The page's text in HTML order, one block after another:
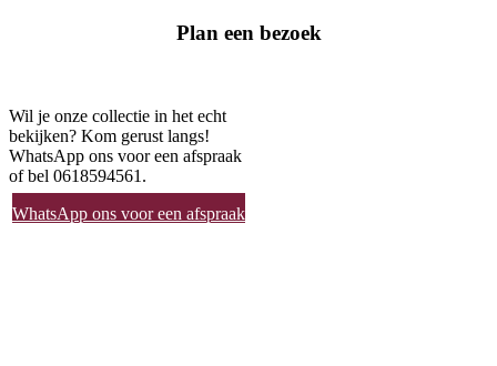
Plan een bezoek
Wil je onze collectie in het echt
bekijken? Kom gerust langs!
WhatsApp ons voor een afspraak
of bel 0618594561.
WhatsApp ons voor een afspraak